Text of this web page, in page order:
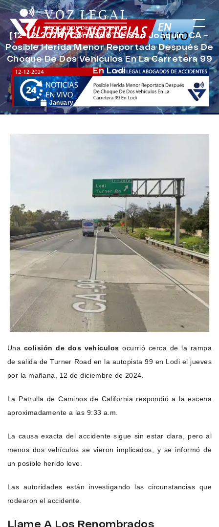
[12-12-2024] Condado De San Joaquin, CA –
Posible Herida Menor Reportada Después De
Choque De Dos Vehículos En La Carretera 99
En Lodi
January 16, 2025
Una colisión de dos vehículos ocurrió cerca de la rampa
de salida de Turner Road en la autopista 99 en Lodi el jueves
por la mañana, 12 de diciembre de 2024.
La Patrulla de Caminos de California respondió a la escena
aproximadamente a las 9:33 a.m.
La causa exacta del accidente sigue sin estar clara, pero al
menos dos vehículos se vieron implicados, y se informó de
un posible herido leve.
Las autoridades están investigando las circunstancias que
rodearon el accidente.
Llame A Los Renombrados